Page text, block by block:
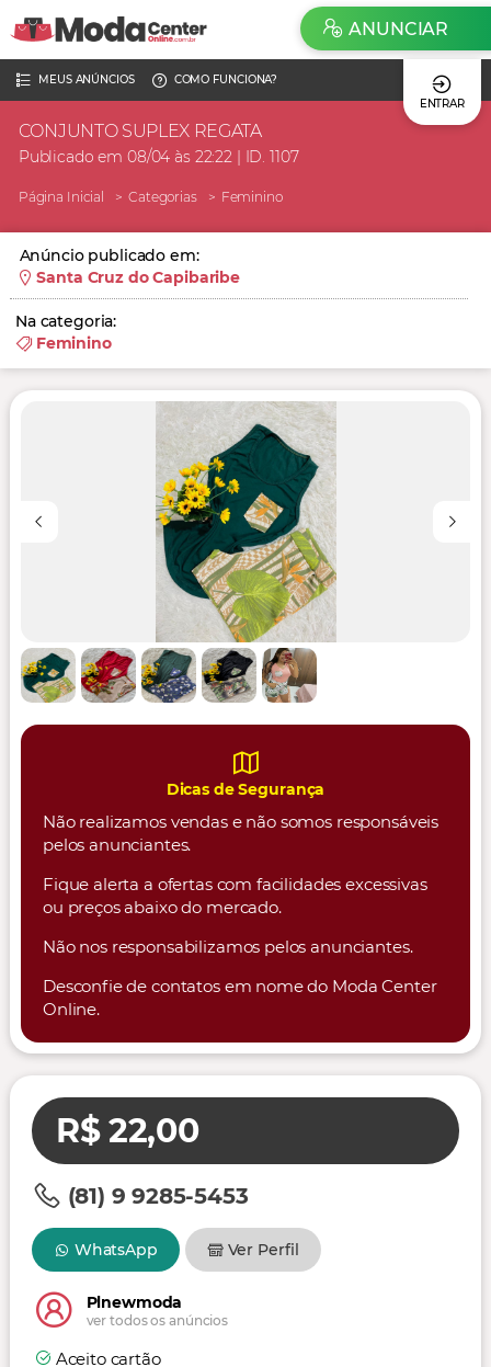
MEUS ANÚNCIOS
COMO FUNCIONA?
ENTRAR
ANUNCIAR
CONJUNTO SUPLEX REGATA
Publicado em 08/04 às 22:22 | ID. 1107
Página Inicial Categorias Feminino
Anúncio publicado em:
Santa Cruz do Capibaribe
Na categoria:
Feminino
Dicas de Segurança
Não realizamos vendas e não somos responsáveis
pelos anunciantes.
Fique alerta a ofertas com facilidades excessivas
ou preços abaixo do mercado.
Não nos responsabilizamos pelos anunciantes.
Desconfie de contatos em nome do Moda Center
Online.
R$ 22,00
(81) 9 9285-5453
WhatsApp Ver Perfil
Plnewmoda
ver todos os anúncios
Aceito cartão